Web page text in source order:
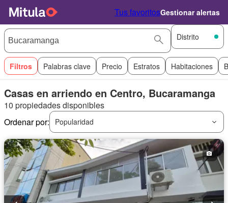
Tus favoritosGestionar alertas
Distrito
Filtros Palabras clave Precio Estratos Habitaciones
Casas en arriendo en Centro, Bucaramanga
10 propiedades disponibles
Ordenar por:
Popularidad